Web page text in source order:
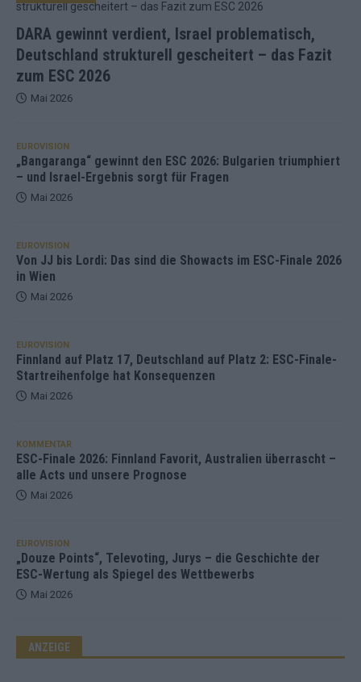
DARA gewinnt verdient, Israel problematisch,
Deutschland strukturell gescheitert – das Fazit
zum ESC 2026
Mai 2026
EUROVISION
„Bangaranga“ gewinnt den ESC 2026: Bulgarien triumphiert
– und Israel-Ergebnis sorgt für Fragen
Mai 2026
EUROVISION
Von JJ bis Lordi: Das sind die Showacts im ESC-Finale 2026
in Wien
Mai 2026
EUROVISION
Finnland auf Platz 17, Deutschland auf Platz 2: ESC-Finale-
Startreihenfolge hat Konsequenzen
Mai 2026
KOMMENTAR
ESC-Finale 2026: Finnland Favorit, Australien überrascht –
alle Acts und unsere Prognose
Mai 2026
EUROVISION
„Douze Points“, Televoting, Jurys – die Geschichte der
ESC-Wertung als Spiegel des Wettbewerbs
Mai 2026
ANZEIGE